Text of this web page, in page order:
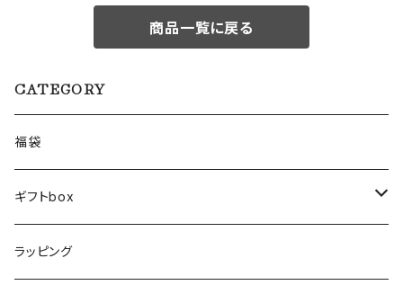
商品一覧に戻る
CATEGORY
福袋
ギフトbox
Lサイズ
ラッピング